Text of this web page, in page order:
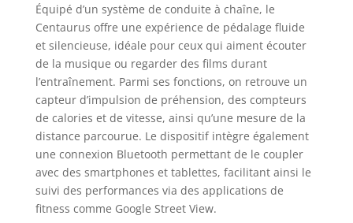
multifonctionnelle
offre de nombreux
avantages tels que
la vidéo en direct,
les événements
multijoueurs, le
coaching, le
partage d'écran et
la fonction de
streaming. ✔ DE
NOMBREUX
PROGRAMMES : en
plus des 12
Équipé d’un système de conduite à chaîne, le
Centaurus offre une expérience de pédalage fluide
et silencieuse, idéale pour ceux qui aiment écouter
de la musique ou regarder des films durant
l’entraînement. Parmi ses fonctions, on retrouve un
capteur d’impulsion de préhension, des compteurs
de calories et de vitesse, ainsi qu’une mesure de la
distance parcourue. Le dispositif intègre également
une connexion Bluetooth permettant de le coupler
avec des smartphones et tablettes, facilitant ainsi le
suivi des performances via des applications de
fitness comme Google Street View.